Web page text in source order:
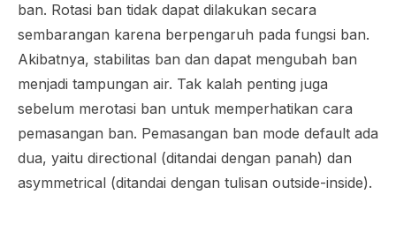
ban. Rotasi ban tidak dapat dilakukan secara
sembarangan karena berpengaruh pada fungsi ban.
Akibatnya, stabilitas ban dan dapat mengubah ban
menjadi tampungan air. Tak kalah penting juga
sebelum merotasi ban untuk memperhatikan cara
pemasangan ban. Pemasangan ban mode default ada
dua, yaitu directional (ditandai dengan panah) dan
asymmetrical (ditandai dengan tulisan outside-inside).